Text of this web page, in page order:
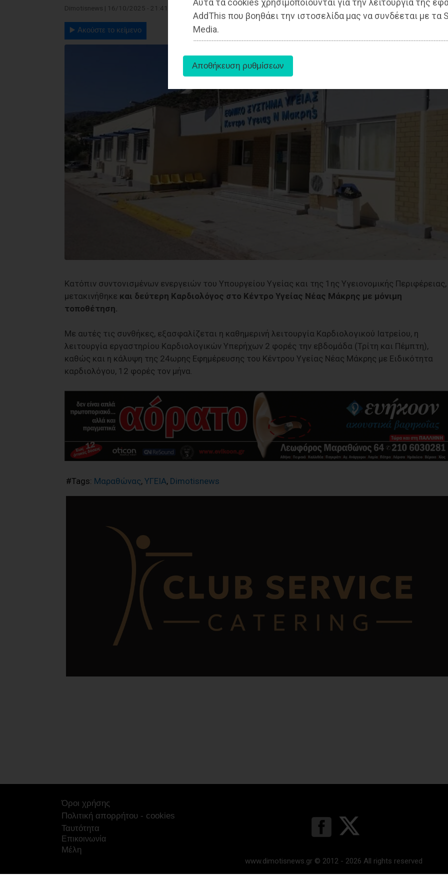
Αυτά τα cookies χρησιμοποιούνται για την λειτουργία της
AddThis που βοηθάει την ιστοσελίδα μας να συνδέεται με τα
Media.
Dimotisnews | 16/10/2025 - 21:41
▶️ Ακούστε το κείμενο
Κατόπιν συντονισμένων ενεργειών του Υπουργείου Υγείας και της 1ης Υγειονομικής Περιφέρειας,
μετακινήθηκε και δεύτερη Καρδιολόγος στο Κέντρο Υγείας Νέας Μάκρης με μόνιμη
τοποθέτηση.
Με αυτές τις συνθήκες, εξασφαλίζεται η καθημερινή λειτουργία Καρδιολογικού Ιατρείου, η
λειτουργία εργαστηρίου Καρδιολογικών Υπερήχων 2 φορές την εβδομάδα (Τρίτη και Πέμπτη),
καθώς και η κάλυψη της 24ωρης Εφημέρευσης του Κέντρου Υγείας Νέας Μάκρης με Ειδικότητα
καρδιολόγου, 12 φορές τον μήνα.
#Tags: Μαραθώνας, ΥΓΕΙΑ, Dimotisnews
Όροι χρήσης
Πολιτική απορρήτου - cookies
Ταυτότητα
Επικοινωνία
Μέλη
www.dimotisnews.gr © 2012 - 2026 All rights reserved